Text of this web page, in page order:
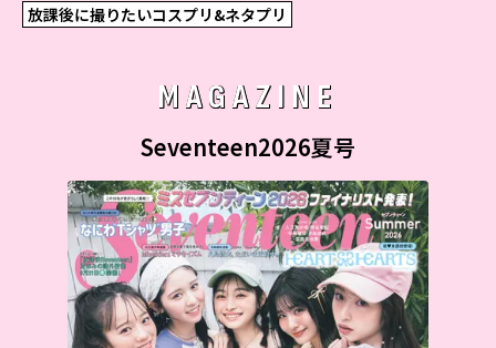
放課後に撮りたいコスプリ&ネタプリ
MAGAZINE
Seventeen2026夏号